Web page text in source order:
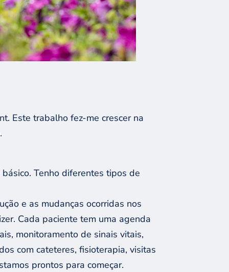
Este trabalho fez-me crescer na
Tenho diferentes tipos de
e as mudanças ocorridas nos
Cada paciente tem uma agenda
monitoramento de sinais vitais,
com cateteres, fisioterapia, visitas
prontos para começar.